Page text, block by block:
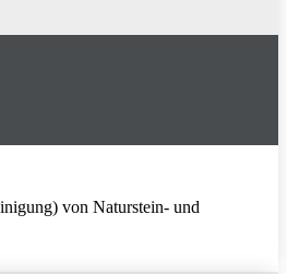
von Naturstein- und